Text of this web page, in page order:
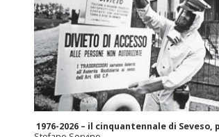
1976-2026 – il cinquantennale di